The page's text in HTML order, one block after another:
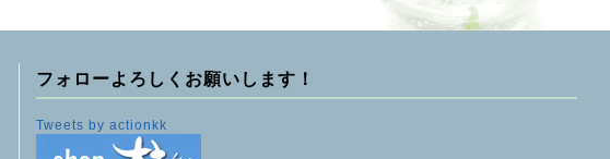
フォローよろしくお願いします！
Tweets by actionkk